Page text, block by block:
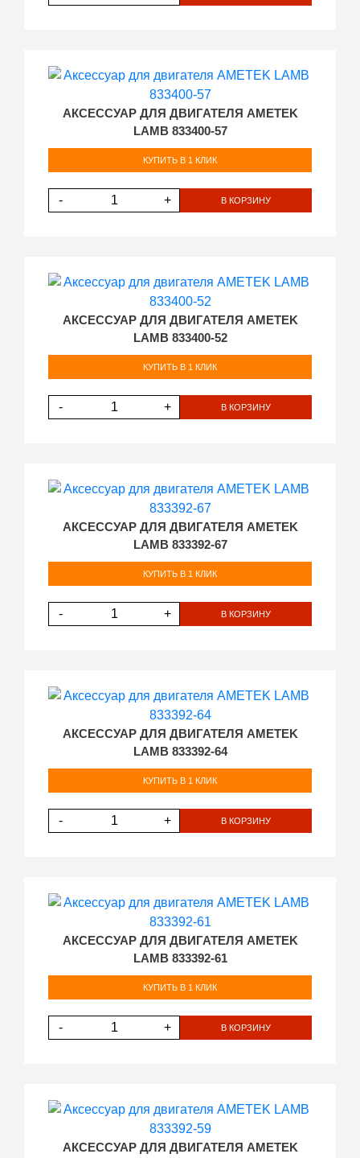
АКСЕССУАР ДЛЯ ДВИГАТЕЛЯ AMETEK
LAMB 833400-57
КУПИТЬ В 1 КЛИК
- + В КОРЗИНУ
АКСЕССУАР ДЛЯ ДВИГАТЕЛЯ AMETEK
LAMB 833400-52
КУПИТЬ В 1 КЛИК
- + В КОРЗИНУ
АКСЕССУАР ДЛЯ ДВИГАТЕЛЯ AMETEK
LAMB 833392-67
КУПИТЬ В 1 КЛИК
- + В КОРЗИНУ
АКСЕССУАР ДЛЯ ДВИГАТЕЛЯ AMETEK
LAMB 833392-64
КУПИТЬ В 1 КЛИК
- + В КОРЗИНУ
АКСЕССУАР ДЛЯ ДВИГАТЕЛЯ AMETEK
LAMB 833392-61
КУПИТЬ В 1 КЛИК
- + В КОРЗИНУ
АКСЕССУАР ДЛЯ ДВИГАТЕЛЯ AMETEK